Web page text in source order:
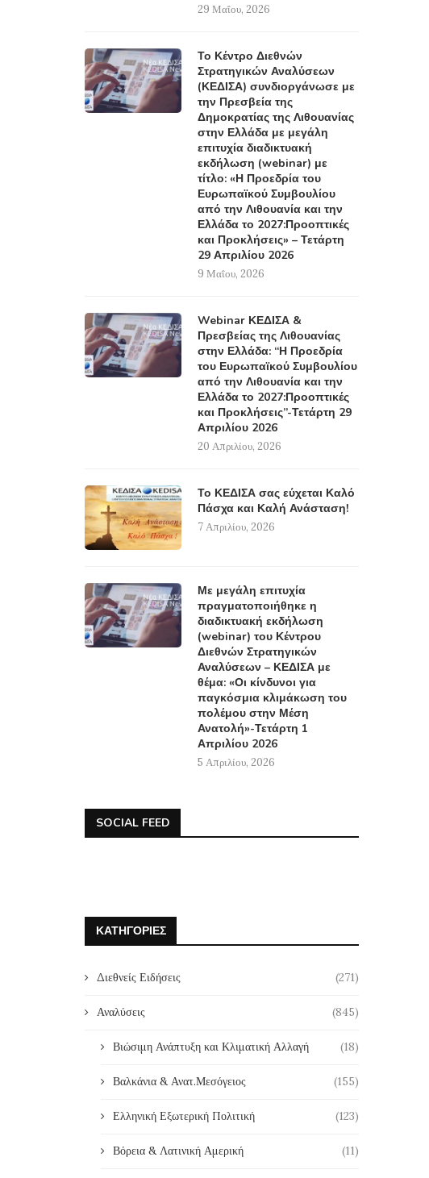
29 Μαΐου, 2026
Το Κέντρο Διεθνών
Στρατηγικών Αναλύσεων
(ΚΕΔΙΣΑ) συνδιοργάνωσε με
την Πρεσβεία της
Δημοκρατίας της Λιθουανίας
στην Ελλάδα με μεγάλη
επιτυχία διαδικτυακή
εκδήλωση (webinar) με
τίτλο: «Η Προεδρία του
Ευρωπαϊκού Συμβουλίου
από την Λιθουανία και την
Ελλάδα το 2027:Προοπτικές
και Προκλήσεις» – Τετάρτη
29 Απριλίου 2026
9 Μαΐου, 2026
Webinar ΚΕΔΙΣΑ &
Πρεσβείας της Λιθουανίας
στην Ελλάδα: “Η Προεδρία
του Ευρωπαϊκού Συμβουλίου
από την Λιθουανία και την
Ελλάδα το 2027:Προοπτικές
και Προκλήσεις”-Τετάρτη 29
Απριλίου 2026
20 Απριλίου, 2026
Το ΚΕΔΙΣΑ σας εύχεται Καλό
Πάσχα και Καλή Ανάσταση!
7 Απριλίου, 2026
Με μεγάλη επιτυχία
πραγματοποιήθηκε η
διαδικτυακή εκδήλωση
(webinar) του Κέντρου
Διεθνών Στρατηγικών
Αναλύσεων – ΚΕΔΙΣΑ με
θέμα: «Οι κίνδυνοι για
παγκόσμια κλιμάκωση του
πολέμου στην Μέση
Ανατολή»-Τετάρτη 1
Απριλίου 2026
5 Απριλίου, 2026
SOCIAL FEED
ΚΑΤΗΓΟΡΊΕΣ
Διεθνείς Ειδήσεις (271)
Αναλύσεις (845)
Βιώσιμη Ανάπτυξη και Κλιματική Αλλαγή (18)
Βαλκάνια & Ανατ.Μεσόγειος (155)
Ελληνική Εξωτερική Πολιτική (123)
Βόρεια & Λατινική Αμερική (11)